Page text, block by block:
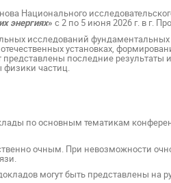
Национального
энергиях» с 2 по 5 июня 2026 г. в г.
исследований
установках,
представлены последние
физики частиц.
по основным тематикам
очным. При невозможности
могут быть представлены на